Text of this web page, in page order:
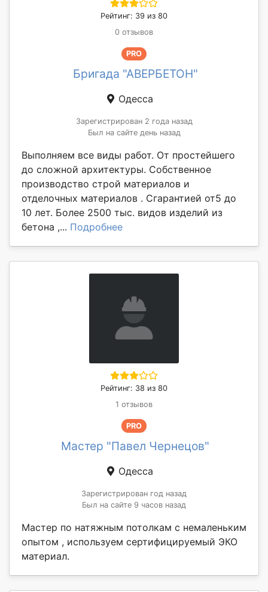
Рейтинг: 39 из 80
0 отзывов
PRO
Бригада "АВЕРБЕТОН"
Одесса
Зарегистрирован 2 года назад
Был на сайте день назад
Выполняем все виды работ. От простейшего
до сложной архитектуры. Собственное
производство строй материалов и
отделочных материалов . Сгарантией от5 до
10 лет. Более 2500 тыс. видов изделий из
бетона ,... Подробнее
Рейтинг: 38 из 80
1 отзывов
PRO
Мастер "Павел Чернецов"
Одесса
Зарегистрирован год назад
Был на сайте 9 часов назад
Мастер по натяжным потолкам с немаленьким
опытом , используем сертифицируемый ЭКО
материал.